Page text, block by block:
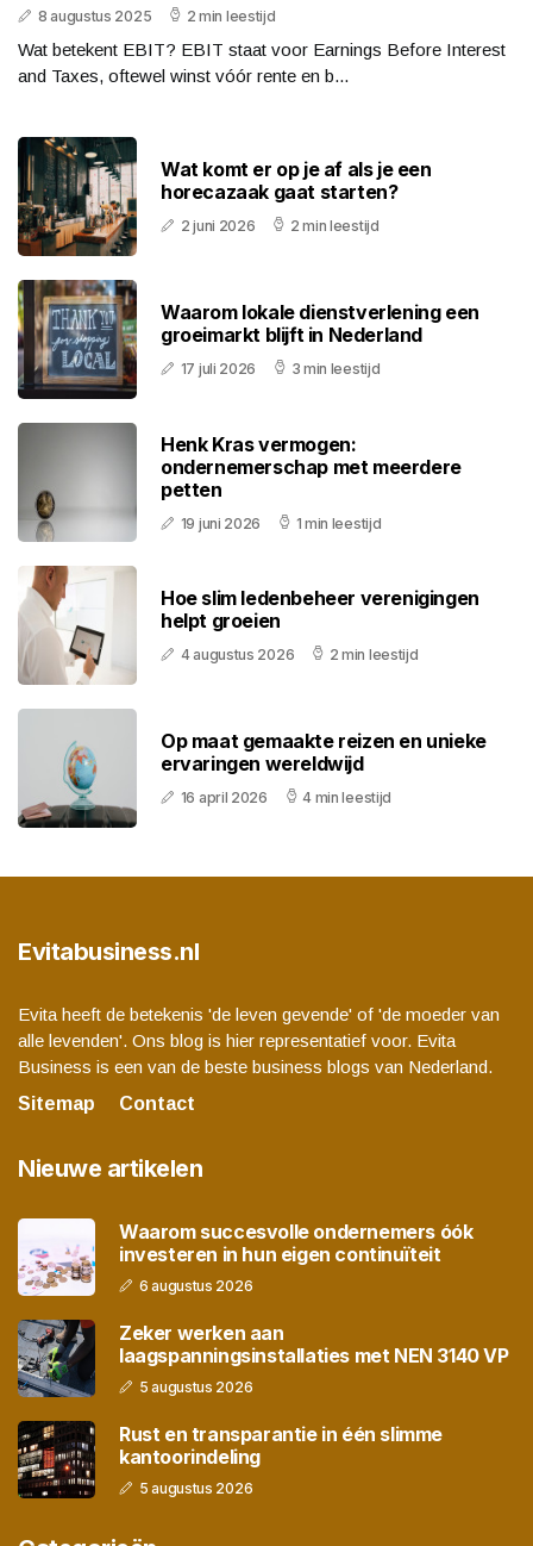
8 augustus 2025 2 min leestijd
Wat betekent EBIT? EBIT staat voor Earnings Before Interest
and Taxes, oftewel winst vóór rente en b...
Wat komt er op je af als je een
horecazaak gaat starten?
2 juni 2026 2 min leestijd
Waarom lokale dienstverlening een
groeimarkt blijft in Nederland
17 juli 2026 3 min leestijd
Henk Kras vermogen:
ondernemerschap met meerdere
petten
19 juni 2026 1 min leestijd
Hoe slim ledenbeheer verenigingen
helpt groeien
4 augustus 2026 2 min leestijd
Op maat gemaakte reizen en unieke
ervaringen wereldwijd
16 april 2026 4 min leestijd
Evitabusiness.nl
Evita heeft de betekenis 'de leven gevende' of 'de moeder van
alle levenden'. Ons blog is hier representatief voor. Evita
Business is een van de beste business blogs van Nederland.
Sitemap
Contact
Nieuwe artikelen
Waarom succesvolle ondernemers óók
investeren in hun eigen continuïteit
6 augustus 2026
Zeker werken aan
laagspanningsinstallaties met NEN 3140 VP
5 augustus 2026
Rust en transparantie in één slimme
kantoorindeling
5 augustus 2026